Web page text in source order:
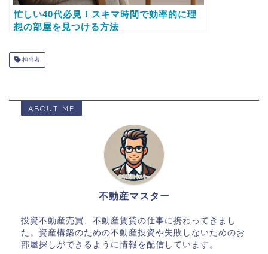
忙しい40代必見！スキマ時間で効率的に理
想の部屋を見つける方法
担当者
ABOUT ME
不動産マスター
投資不動産売買、不動産賃貸の仕事に携わってきまし
た。資産構築のための不動産投資や失敗しないためのお
部屋探しができるように情報を配信しています。